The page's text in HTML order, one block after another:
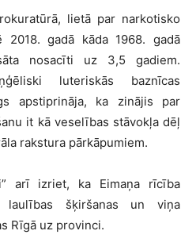
lietā par narkotisko
2018. gadā kāda 1968. gadā
nosacīti uz 3,5 gadiem.
luteriskās baznīcas
apstiprināja, ka zinājis par
it kā veselības stāvokļa dēļ
rakstura pārkāpumiem.
arī izriet, ka Eimaņa rīcība
laulības šķiršanas un viņa
Rīgā uz provinci.